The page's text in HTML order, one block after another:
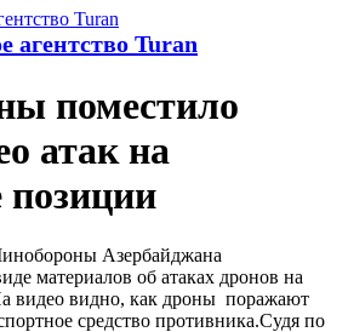
Turan
поместило
атак на
позиции
Азербайджана
материалов об атаках дронов на
видео видно, как дроны поражают
средство противника.Судя по